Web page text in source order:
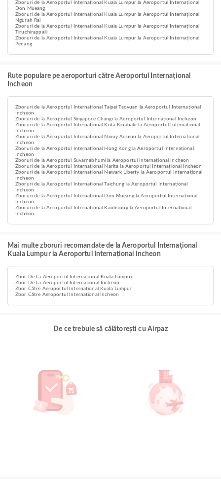
Zboruri de la Aeroportul Internațional Kuala Lumpur la Aeroportul Internațional
Don Mueang
Zboruri de la Aeroportul Internațional Kuala Lumpur la Aeroportul Internațional
Ngurah Rai
Zboruri de la Aeroportul Internațional Kuala Lumpur la Aeroportul Internațional
Tiruchirappalli
Zboruri de la Aeroportul Internațional Kuala Lumpur la Aeroportul Internațional
Penang
Rute populare pe aeroporturi către Aeroportul Internațional
Incheon
Zboruri de la Aeroportul Internațional Taipei Taoyuan la Aeroportul Internațional
Incheon
Zboruri de la Aeroportul Singapore Changi la Aeroportul Internațional Incheon
Zboruri de la Aeroportul Internațional Kota Kinabalu la Aeroportul Internațional
Incheon
Zboruri de la Aeroportul Internațional Ninoy Aquino la Aeroportul Internațional
Incheon
Zboruri de la Aeroportul Internațional Hong Kong la Aeroportul Internațional
Incheon
Zboruri de la Aeroportul Suvarnabhumi la Aeroportul Internațional Incheon
Zboruri de la Aeroportul Internațional Narita la Aeroportul Internațional Incheon
Zboruri de la Aeroportul Internațional Newark Liberty la Aeroportul Internațional
Incheon
Zboruri de la Aeroportul Internațional Taichung la Aeroportul Internațional
Incheon
Zboruri de la Aeroportul Internațional Don Mueang la Aeroportul Internațional
Incheon
Zboruri de la Aeroportul Internațional Kaohsiung la Aeroportul Internațional
Incheon
Mai multe zboruri recomandate de la Aeroportul Internațional
Kuala Lumpur la Aeroportul Internațional Incheon
Zbor De La Aeroportul Internațional Kuala Lumpur
Zbor De La Aeroportul Internațional Incheon
Zbor Către Aeroportul Internațional Kuala Lumpur
Zbor Către Aeroportul Internațional Incheon
De ce trebuie să călătorești cu Airpaz